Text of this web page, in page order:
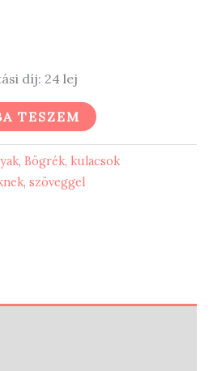
díj: 24 lej
TESZEM
, Bögrék, kulacsok
, szöveggel